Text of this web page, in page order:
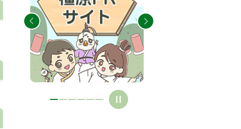
ス
ラ
ド